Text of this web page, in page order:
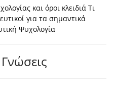
και όροι κλειδιά Τι
για τα σημαντικά
Ψυχολογία